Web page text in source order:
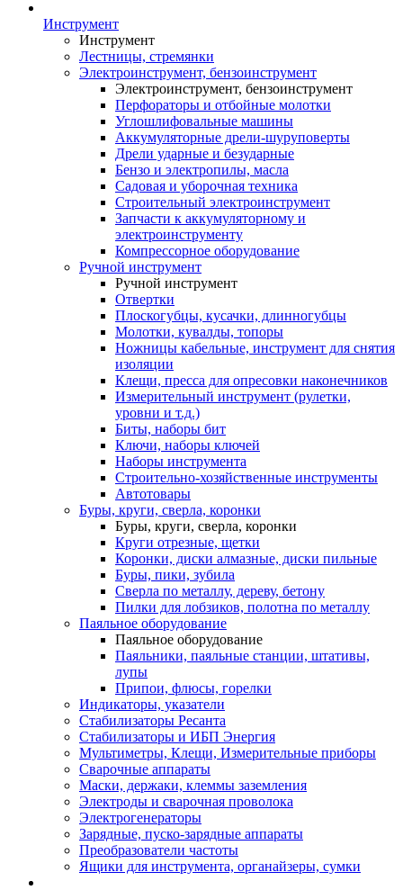
Инструмент
Инструмент
Лестницы, стремянки
Электроинструмент, бензоинструмент
Электроинструмент, бензоинструмент
Перфораторы и отбойные молотки
Углошлифовальные машины
Аккумуляторные дрели-шуруповерты
Дрели ударные и безударные
Бензо и электропилы, масла
Садовая и уборочная техника
Строительный электроинструмент
Запчасти к аккумуляторному и
электроинструменту
Компрессорное оборудование
Ручной инструмент
Ручной инструмент
Отвертки
Плоскогубцы, кусачки, длинногубцы
Молотки, кувалды, топоры
Ножницы кабельные, инструмент для снятия
изоляции
Клещи, пресса для опресовки наконечников
Измерительный инструмент (рулетки,
уровни и т.д.)
Биты, наборы бит
Ключи, наборы ключей
Наборы инструмента
Строительно-хозяйственные инструменты
Автотовары
Буры, круги, сверла, коронки
Буры, круги, сверла, коронки
Круги отрезные, щетки
Коронки, диски алмазные, диски пильные
Буры, пики, зубила
Сверла по металлу, дереву, бетону
Пилки для лобзиков, полотна по металлу
Паяльное оборудование
Паяльное оборудование
Паяльники, паяльные станции, штативы,
лупы
Припои, флюсы, горелки
Индикаторы, указатели
Стабилизаторы Ресанта
Стабилизаторы и ИБП Энергия
Мультиметры, Клещи, Измерительные приборы
Сварочные аппараты
Маски, держаки, клеммы заземления
Электроды и сварочная проволока
Электрогенераторы
Зарядные, пуско-зарядные аппараты
Преобразователи частоты
Ящики для инструмента, органайзеры, сумки